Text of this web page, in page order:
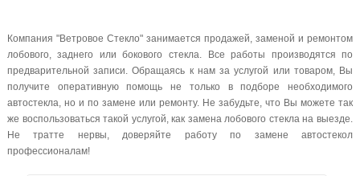
Компания "Ветровое Стекло" занимается продажей, заменой и ремонтом
лобового, заднего или бокового стекла. Все работы производятся по
предварительной записи. Обращаясь к нам за услугой или товаром, Вы
получите оперативную помощь не только в подборе необходимого
автостекла, но и по замене или ремонту. Не забудьте, что Вы можете так
же воспользоваться такой услугой, как замена лобового стекла на выезде.
Не тратте нервы, доверяйте работу по замене автостекол
профессионалам!